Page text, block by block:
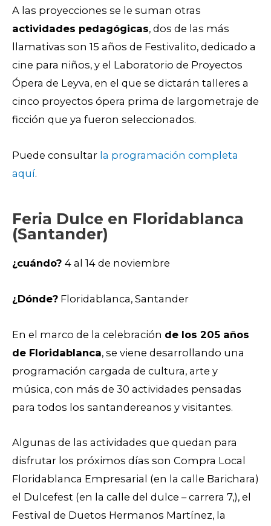
A las proyecciones se le suman otras
actividades pedagógicas, dos de las más
llamativas son 15 años de Festivalito, dedicado a
cine para niños, y el Laboratorio de Proyectos
Ópera de Leyva, en el que se dictarán talleres a
cinco proyectos ópera prima de largometraje de
ficción que ya fueron seleccionados.
Puede consultar la programación completa
aquí.
Feria Dulce en Floridablanca
(Santander)
¿cuándo? 4 al 14 de noviembre
¿Dónde? Floridablanca, Santander
En el marco de la celebración de los 205 años
de Floridablanca, se viene desarrollando una
programación cargada de cultura, arte y
música, con más de 30 actividades pensadas
para todos los santandereanos y visitantes.
Algunas de las actividades que quedan para
disfrutar los próximos días son Compra Local
Floridablanca Empresarial (en la calle Barichara)
el Dulcefest (en la calle del dulce – carrera 7,), el
Festival de Duetos Hermanos Martínez, la